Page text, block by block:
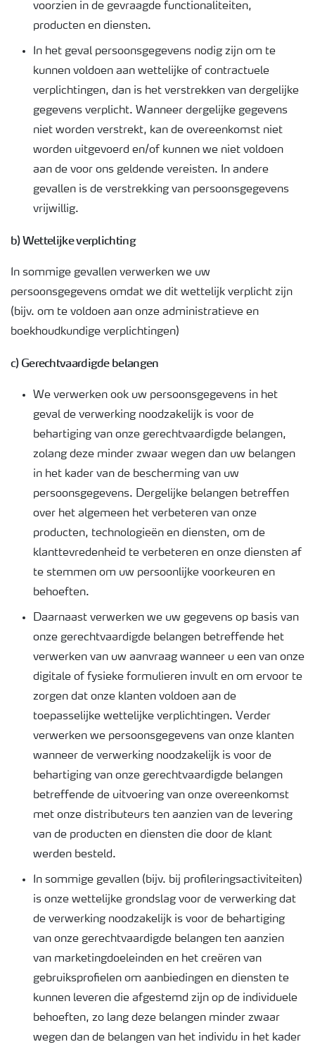
voorzien in de gevraagde functionaliteiten,
producten en diensten.
In het geval persoonsgegevens nodig zijn om te
kunnen voldoen aan wettelijke of contractuele
verplichtingen, dan is het verstrekken van dergelijke
gegevens verplicht. Wanneer dergelijke gegevens
niet worden verstrekt, kan de overeenkomst niet
worden uitgevoerd en/of kunnen we niet voldoen
aan de voor ons geldende vereisten. In andere
gevallen is de verstrekking van persoonsgegevens
vrijwillig.
b) Wettelijke verplichting
In sommige gevallen verwerken we uw
persoonsgegevens omdat we dit wettelijk verplicht zijn
(bijv. om te voldoen aan onze administratieve en
boekhoudkundige verplichtingen)
c) Gerechtvaardigde belangen
We verwerken ook uw persoonsgegevens in het
geval de verwerking noodzakelijk is voor de
behartiging van onze gerechtvaardigde belangen,
zolang deze minder zwaar wegen dan uw belangen
in het kader van de bescherming van uw
persoonsgegevens. Dergelijke belangen betreffen
over het algemeen het verbeteren van onze
producten, technologieën en diensten, om de
klanttevredenheid te verbeteren en onze diensten af
te stemmen om uw persoonlijke voorkeuren en
behoeften.
Daarnaast verwerken we uw gegevens op basis van
onze gerechtvaardigde belangen betreffende het
verwerken van uw aanvraag wanneer u een van onze
digitale of fysieke formulieren invult en om ervoor te
zorgen dat onze klanten voldoen aan de
toepasselijke wettelijke verplichtingen. Verder
verwerken we persoonsgegevens van onze klanten
wanneer de verwerking noodzakelijk is voor de
behartiging van onze gerechtvaardigde belangen
betreffende de uitvoering van onze overeenkomst
met onze distributeurs ten aanzien van de levering
van de producten en diensten die door de klant
werden besteld.
In sommige gevallen (bijv. bij profileringsactiviteiten)
is onze wettelijke grondslag voor de verwerking dat
de verwerking noodzakelijk is voor de behartiging
van onze gerechtvaardigde belangen ten aanzien
van marketingdoeleinden en het creëren van
gebruiksprofielen om aanbiedingen en diensten te
kunnen leveren die afgestemd zijn op de individuele
behoeften, zo lang deze belangen minder zwaar
wegen dan de belangen van het individu in het kader